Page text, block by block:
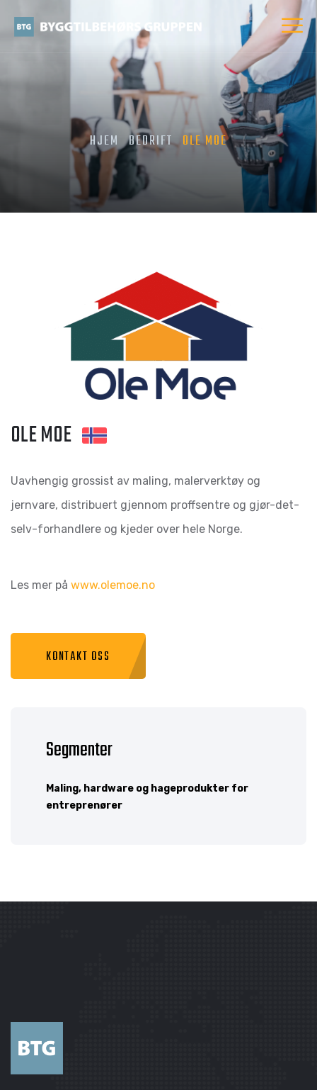
HJEM BEDRIFT OLE MOE
OLE MOE
Uavhengig grossist av maling, malerverktøy og
jernvare, distribuert gjennom proffsentre og gjør-det-
selv-forhandlere og kjeder over hele Norge.
Les mer på www.olemoe.no
KONTAKT OSS
Segmenter
Maling, hardware og hageprodukter for
entreprenører